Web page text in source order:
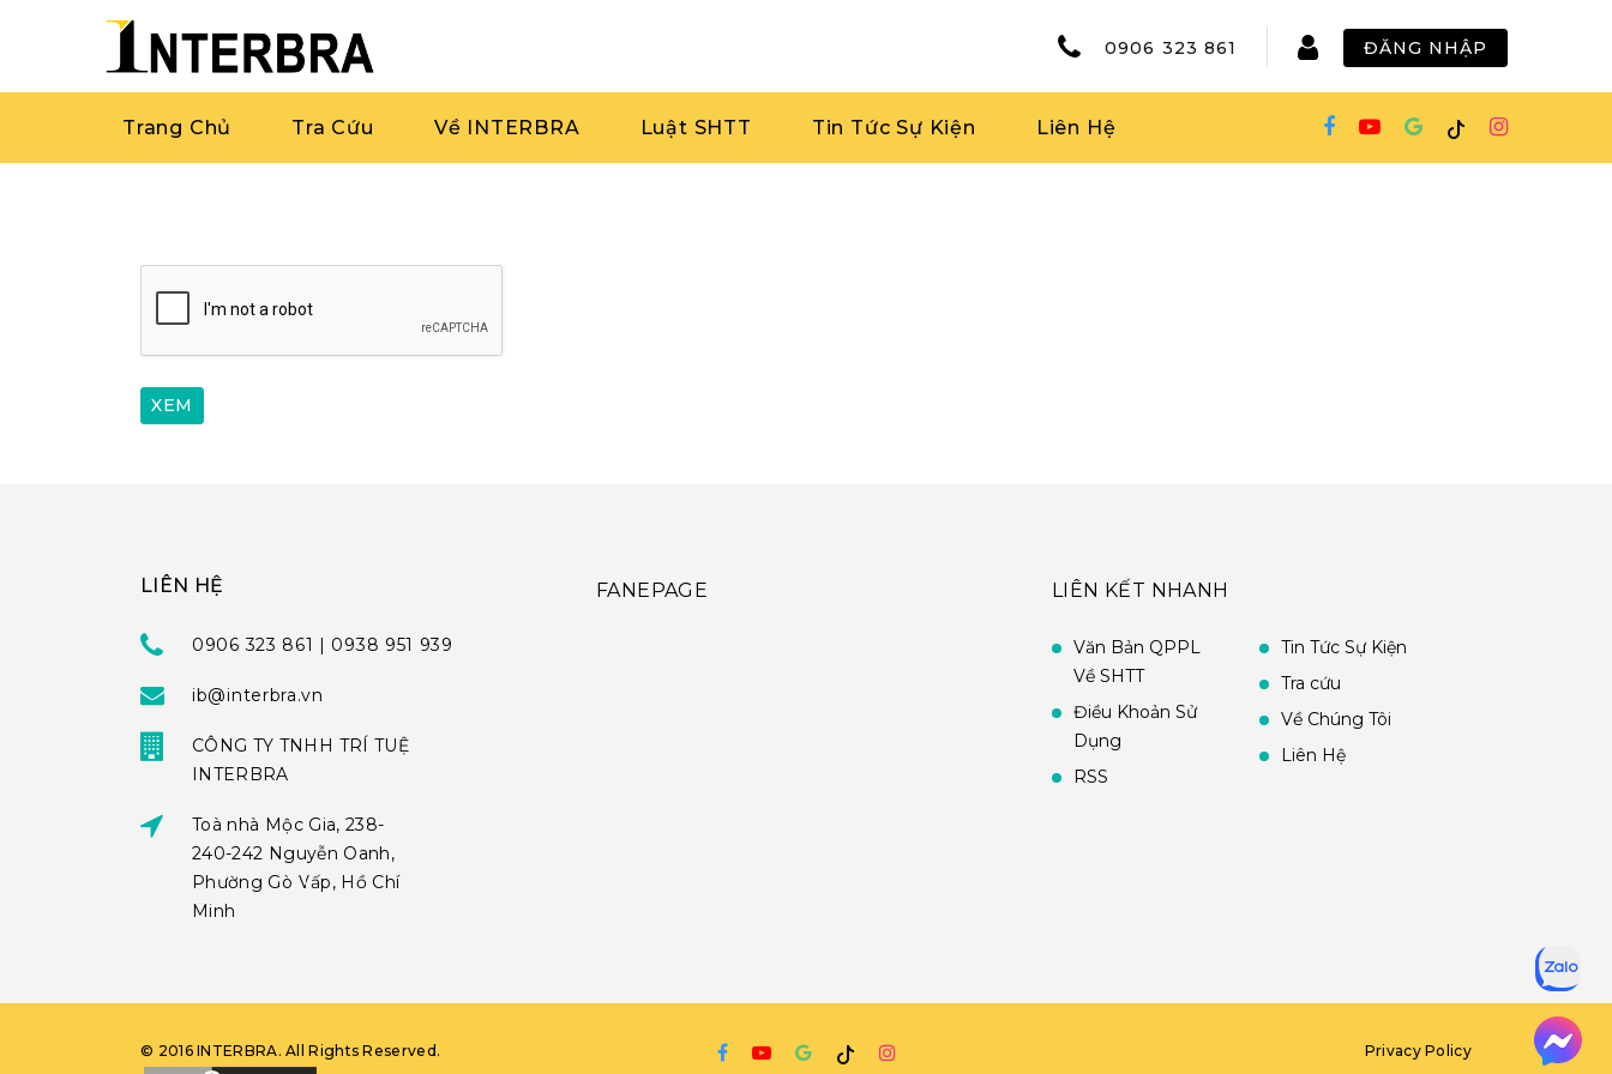
0906 323 861 ĐĂNG NHẬP
Trang Chủ Tra Cứu Về INTERBRA Luật SHTT Tin Tức Sự Kiện Liên Hệ
LIÊN HỆ
0906 323 861 | 0938 951 939
ib@interbra.vn
CÔNG TY TNHH TRÍ TUỆ
INTERBRA
Toà nhà Mộc Gia, 238-
240-242 Nguyễn Oanh,
Phường Gò Vấp, Hồ Chí
Minh
FANEPAGE LIÊN KẾT NHANH
Văn Bản QPPL
Về SHTT
Điều Khoản Sử
Dụng
RSS
Tin Tức Sự Kiện
Tra cứu
Về Chúng Tôi
Liên Hệ
© 2016 INTERBRA. All Rights Reserved. Privacy Policy